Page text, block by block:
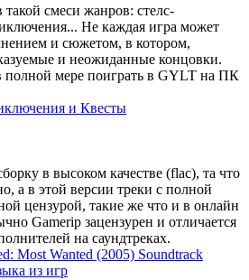
смеси жанров: стелс-
Не каждая игра может
и сюжетом, в котором,
и неожиданные концовки.
полной мере поиграть в GYLT на ПК
и Квесты
в высоком качестве (flac), та что
а в этой версии треки с полной
цензурой, такие же что и в онлайн
Gamerip зацензурен и отличается
на саундтреках.
Most Wanted (2005) Soundtrack
из игр